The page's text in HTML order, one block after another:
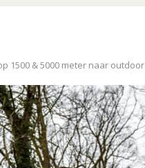
1500 & 5000 meter naar outdoor